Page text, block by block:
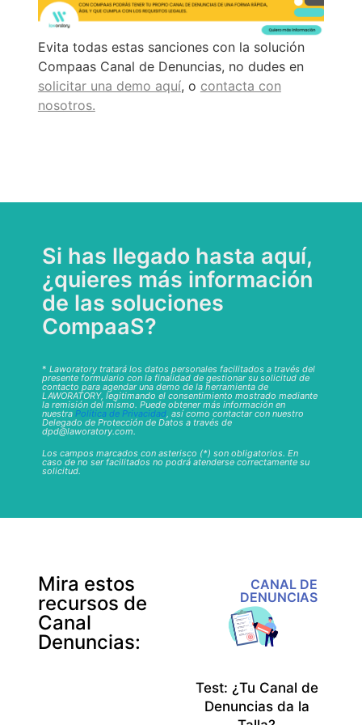
Evita todas estas sanciones con la solución
Compaas Canal de Denuncias, no dudes en
solicitar una demo aquí, o contacta con
nosotros.
Si has llegado hasta aquí,
¿quieres más información
de las soluciones
CompaaS?
* Laworatory tratará los datos personales facilitados a través del
presente formulario con la finalidad de gestionar su solicitud de
contacto para agendar una demo de la herramienta de
LAWORATORY, legitimando el consentimiento mostrado mediante
la remisión del mismo. Puede obtener más información en
nuestra Política de Privacidad, así como contactar con nuestro
Delegado de Protección de Datos a través de
dpd@laworatory.com.
Los campos marcados con asterisco (*) son obligatorios. En
caso de no ser facilitados no podrá atenderse correctamente su
solicitud.
Mira estos
recursos de
Canal
Denuncias:
CANAL DE
DENUNCIAS
Test: ¿Tu Canal de
Denuncias da la